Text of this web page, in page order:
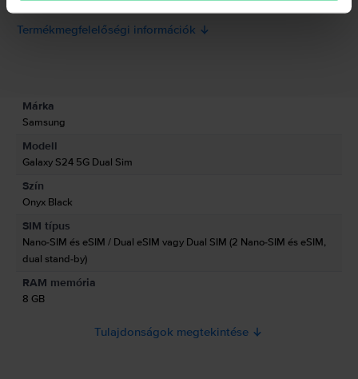
Termékmegfelelőségi információk
Termékbiztonsági információk
Információk a termékre vonatkozó biztonsági figyelmeztetésekről.
Olvasd el a kézikönyvet.
Márka
Samsung
Modell
Galaxy S24 5G Dual Sim
Szín
Onyx Black
SIM típus
Nano-SIM és eSIM / Dual eSIM vagy Dual SIM (2 Nano-SIM és eSIM,
dual stand-by)
RAM memória
8 GB
Tulajdonságok megtekintése